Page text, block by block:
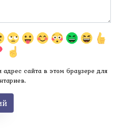
сайта в этом браузере для